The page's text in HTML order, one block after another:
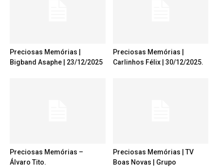
Preciosas Memórias |
Bigband Asaphe | 23/12/2025
Preciosas Memórias |
Carlinhos Félix | 30/12/2025.
Preciosas Memórias –
Álvaro Tito.
Preciosas Memórias | TV
Boas Novas | Grupo